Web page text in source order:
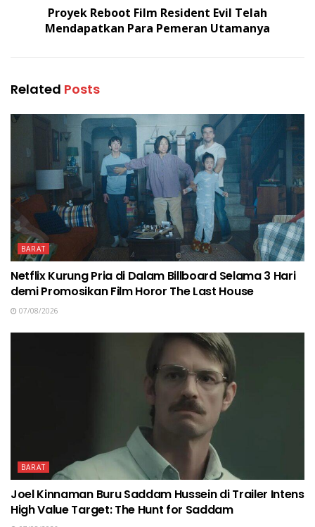
Proyek Reboot Film Resident Evil Telah
Mendapatkan Para Pemeran Utamanya
Related Posts
BARAT
Netflix Kurung Pria di Dalam Billboard Selama 3 Hari
demi Promosikan Film Horor The Last House
07/08/2026
BARAT
Joel Kinnaman Buru Saddam Hussein di Trailer Intens
High Value Target: The Hunt for Saddam